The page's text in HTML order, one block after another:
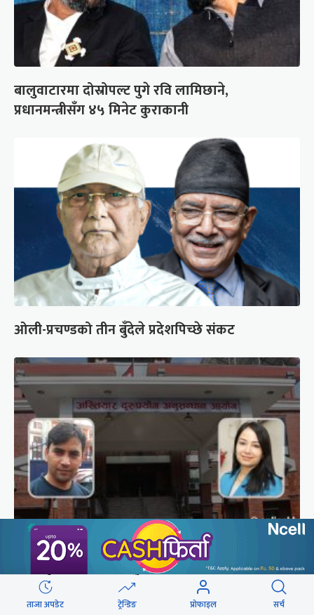
बालुवाटारमा दोस्रोपल्ट पुगे रवि लामिछाने,
प्रधानमन्त्रीसँग ४५ मिनेट कुराकानी
ओली-प्रचण्डको तीन बुँदेले प्रदेशपिच्छे संकट
अख्तियारले थाल्यो दुई पूर्वप्रधानमन्त्रीका स्वकीय
सचिवहरूको सम्पत्ति अनुसन्धान
ताजा अपडेट ट्रेन्डिङ प्रोफाइल सर्च